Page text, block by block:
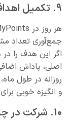
۹. تکمیل اهداف روزانه (Daily Goals)
جمع‌آوری تعداد
اگر این هدف را در
اصلی، پاداش
روزانه در طول
و انگیزه خوبی
۱۰. شرکت در چالش‌ها و مسابقات فصلی